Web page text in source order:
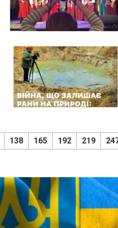
138 165 192 219